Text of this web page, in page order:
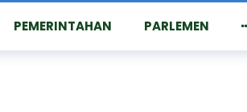
PEMERINTAHAN PARLEMEN